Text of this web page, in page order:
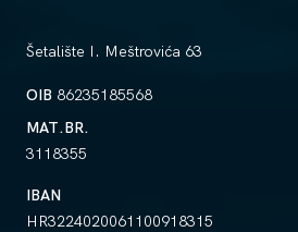
Šetalište I. Meštrovića 63
OIB 86235185568
MAT.BR.
3118355
IBAN
HR3224020061100918315